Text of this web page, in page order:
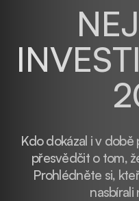
Kdo dokázal i v
přesvědčit o tom,
Prohlédněte si,
nasbírali